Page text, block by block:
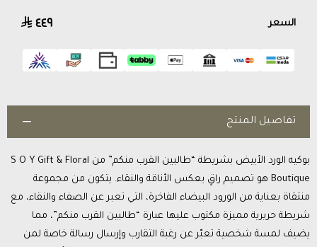
السعر ٤٤٩
تفاصيل المنتج
بوكيه الورد الأبيض بشريطة “طالبين القرب منكم” من S O Y Gift & Floral
Boutique هو تصميم راقٍ يعكس الأناقة والنقاء. يتكون من مجموعة
منتقاة بعناية من الورود البيضاء الفاخرة، التي تعبر عن الصفاء والنقاء، مع
شريطة حريرية مميزة مكتوب عليها عبارة “طالبين القرب منكم”، مما
يضيف لمسة شخصية تعبّر عن رغبة التقارب وإرسال رسالة خاصة لمن